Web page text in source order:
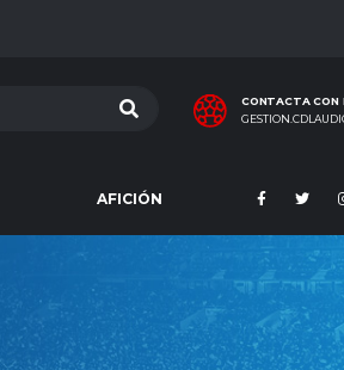
CONTACTA CON
AFICIÓN